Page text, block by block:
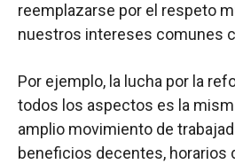
reemplazarse por el respeto
nuestros intereses comunes
Por ejemplo, la lucha por la
todos los aspectos es la
amplio movimiento de
beneficios decentes, horarios